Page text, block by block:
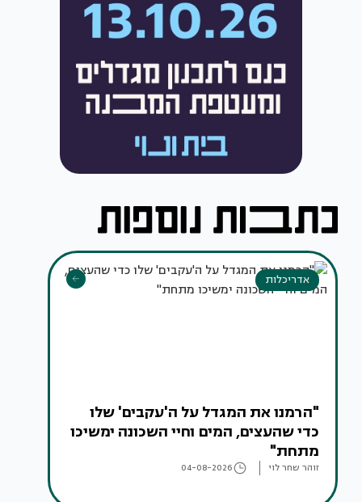
אדריכלות
"הרמנו את המגדל על ה'עקבים' שלו
כדי שהעצים, המים וחיי השכונה ימשיכו
מתחת"
זוהר שחר לוי 04-08-2026